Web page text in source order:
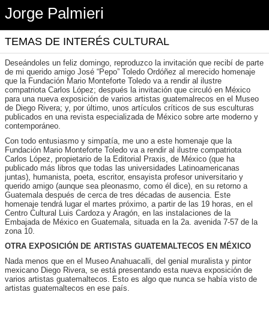
Jorge Palmieri
TEMAS DE INTERÉS CULTURAL
Deseándoles un feliz domingo, reproduzco la invitación que recibí de parte
de mi querido amigo José “Pepo” Toledo Ordóñez al merecido homenaje
que la Fundación Mario Monteforte Toledo va a rendir al ilustre
compatriota Carlos López; después la invitación que circuló en México
para una nueva exposición de varios artistas guatemalrecos en el Museo
de Diego Rivera; y, por último, unos artículos críticos de sus esculturas
publicados en una revista especializada de México sobre arte moderno y
contemporáneo.
Con todo entusiasmo y simpatía, me uno a este homenaje que la
Fundación Mario Monteforte Toledo va a rendir al ilustre compatriota
Carlos López, propietario de la Editorial Praxis, de México (que ha
publicado más libros que todas las universidades Latinoamericanas
juntas), humanista, poeta, escritor, ensayista profesor universitario y
querido amigo (aunque sea pleonasmo, como él dice), en su retorno a
Guatemala después de cerca de tres décadas de ausencia. Este
homenaje tendrá lugar el martes próximo, a partir de las 19 horas, en el
Centro Cultural Luis Cardoza y Aragón, en las instalaciones de la
Embajada de México en Guatemala, situada en la 2a. avenida 7-57 de la
zona 10.
OTRA EXPOSICIÓN DE ARTISTAS GUATEMALTECOS EN MÉXICO
Nada menos que en el Museo Anahuacalli, del genial muralista y pintor
mexicano Diego Rivera, se está presentando esta nueva exposición de
varios artistas guatemaltecos. Esto es algo que nunca se había visto de
artistas guatemaltecos en ese país.